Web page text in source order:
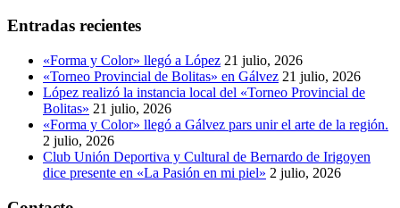
Entradas recientes
«Forma y Color» llegó a López 21 julio, 2026
«Torneo Provincial de Bolitas» en Gálvez 21 julio, 2026
López realizó la instancia local del «Torneo Provincial de
Bolitas» 21 julio, 2026
«Forma y Color» llegó a Gálvez pars unir el arte de la región.
2 julio, 2026
Club Unión Deportiva y Cultural de Bernardo de Irigoyen
dice presente en «La Pasión en mi piel» 2 julio, 2026